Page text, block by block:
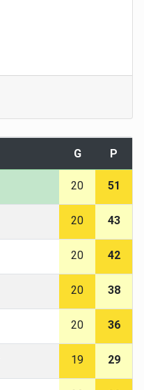
G P
20 51
20 43
20 42
20 38
20 36
19 29